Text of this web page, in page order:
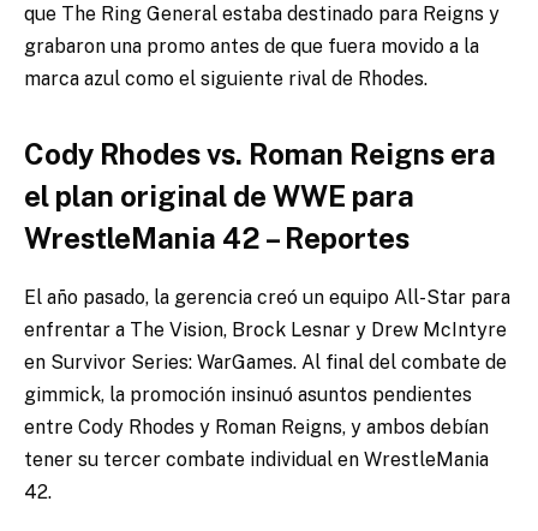
que The Ring General estaba destinado para Reigns y
grabaron una promo antes de que fuera movido a la
marca azul como el siguiente rival de Rhodes.
Cody Rhodes vs. Roman Reigns era
el plan original de WWE para
WrestleMania 42 – Reportes
El año pasado, la gerencia creó un equipo All-Star para
enfrentar a The Vision, Brock Lesnar y Drew McIntyre
en Survivor Series: WarGames. Al final del combate de
gimmick, la promoción insinuó asuntos pendientes
entre Cody Rhodes y Roman Reigns, y ambos debían
tener su tercer combate individual en WrestleMania
42.